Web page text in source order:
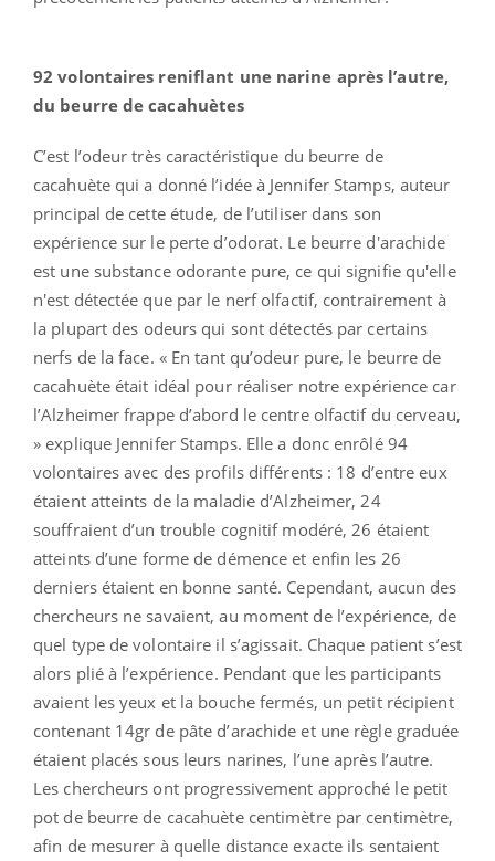
92 volontaires reniflant une narine après l’autre,
du beurre de cacahuètes
C’est l’odeur très caractéristique du beurre de
cacahuète qui a donné l’idée à Jennifer Stamps, auteur
principal de cette étude, de l’utiliser dans son
expérience sur le perte d’odorat. Le beurre d'arachide
est une substance odorante pure, ce qui signifie qu'elle
n'est détectée que par le nerf olfactif, contrairement à
la plupart des odeurs qui sont détectés par certains
nerfs de la face. « En tant qu’odeur pure, le beurre de
cacahuète était idéal pour réaliser notre expérience car
l’Alzheimer frappe d’abord le centre olfactif du cerveau,
» explique Jennifer Stamps. Elle a donc enrôlé 94
volontaires avec des profils différents : 18 d’entre eux
étaient atteints de la maladie d’Alzheimer, 24
souffraient d’un trouble cognitif modéré, 26 étaient
atteints d’une forme de démence et enfin les 26
derniers étaient en bonne santé. Cependant, aucun des
chercheurs ne savaient, au moment de l’expérience, de
quel type de volontaire il s’agissait. Chaque patient s’est
alors plié à l’expérience. Pendant que les participants
avaient les yeux et la bouche fermés, un petit récipient
contenant 14gr de pâte d’arachide et une règle graduée
étaient placés sous leurs narines, l’une après l’autre.
Les chercheurs ont progressivement approché le petit
pot de beurre de cacahuète centimètre par centimètre,
afin de mesurer à quelle distance exacte ils sentaient